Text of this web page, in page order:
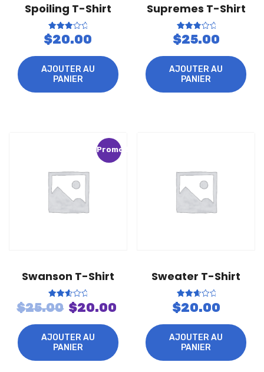
Spoiling T-Shirt
Note
3.07
$20.00
AJOUTER AU
PANIER
Supremes T-Shirt
Note
2.96
$25.00
AJOUTER AU
PANIER
Promo !
Swanson T-Shirt
Note
2.72
5
$25.00 Le
prix
initial
était :
$20.00
actuel
est :
AJOUTER AU
PANIER
Sweater T-Shirt
Note
2.84
5
$20.00
AJOUTER AU
PANIER